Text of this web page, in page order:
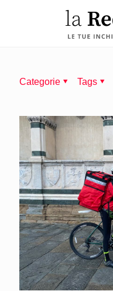
Categorie Tags